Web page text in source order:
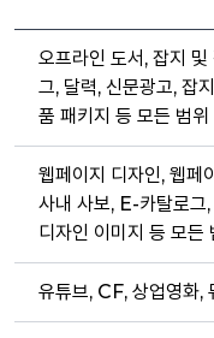
오프라인 도서, 잡지
그, 달력, 신문광고, 잡
품 패키지 등 모든 범위
웹페이지 디자인, 웹페
사내 사보, E-카탈로그
디자인 이미지 등 모든
유튜브, CF, 상업영화,